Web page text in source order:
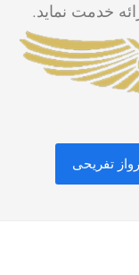
خدمت نماید.
تفریحی